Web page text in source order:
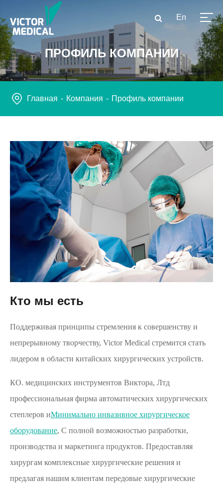
En
ПРОФИЛЬ КОМПАНИИ
Главная Компания Профиль компании
Кто мы есть
Поддерживая принципы стремления к совершенству и
непрерывному творчеству, Victor Medical стремится стать
лидером в области китайских хирургических устройств.
КО. медицинских инструментов Виктора, Лтд
профессиональная фирма автоматических хирургических
степлеров иМинимально инвазивное хирургическое
оборудование, С полной возможностью разработки,
производства и маркетинга продуктов. Предоставляя
хирургам комплексные хирургические решения и
предлагая нашим клиентам передовые хирургические